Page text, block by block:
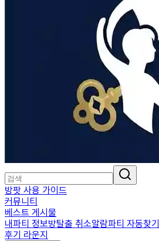
방팟 사용 가이드
커뮤니티
베스트 게시물
내파티 정보방탈출 취소알람파티 자동찾기
후기 라운지